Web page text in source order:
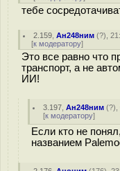
тебе
2.159 ,Ан248ним (?),
[к модератору]
Это все равно что
транспорт, а не
ИИ!
3.197 ,Ан248ним (?),
[к модератору]
Если кто не
названием